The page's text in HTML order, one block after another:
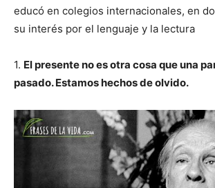
educó en colegios internacionales, en
su interés por el lenguaje y la lectura
1. El presente no es otra cosa que una
pasado. Estamos hechos de olvido.